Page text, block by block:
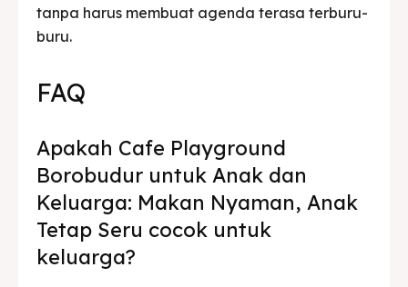
tanpa harus membuat agenda terasa terburu-
buru.
FAQ
Apakah Cafe Playground
Borobudur untuk Anak dan
Keluarga: Makan Nyaman, Anak
Tetap Seru cocok untuk
keluarga?